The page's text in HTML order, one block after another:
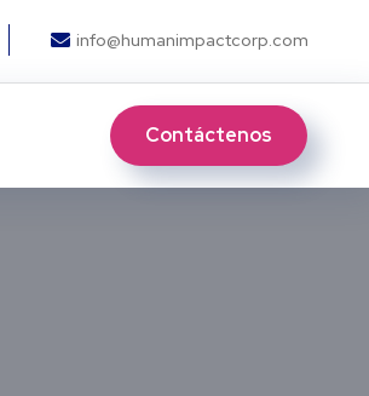
info@humanimpactcorp.com
Contáctenos